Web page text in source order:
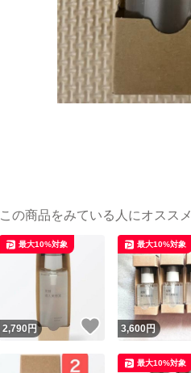
この商品をみている人にオススメ
2,790 円 いいね！
最大10%対象
3,600円
最大10%対象
最大10%対象